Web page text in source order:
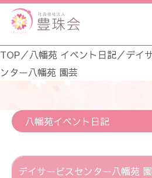
TOP／八幡苑 イベント日記／デイ
ンター八幡苑 園芸
八幡苑イベント日記
デイサービスセンター八幡苑